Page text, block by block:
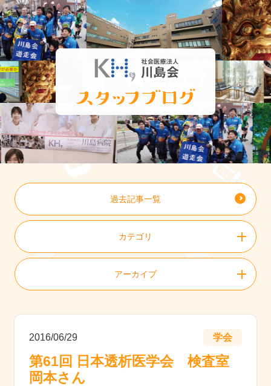
過去記事一覧
カテゴリ
アーカイブ
学会
2016/06/29
第61回 日本透析医学会 検査室
岡本さん